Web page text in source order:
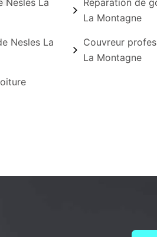
Nesles La
Nesles La
Réparation de
La Montagne
Couvreur
La Montagne